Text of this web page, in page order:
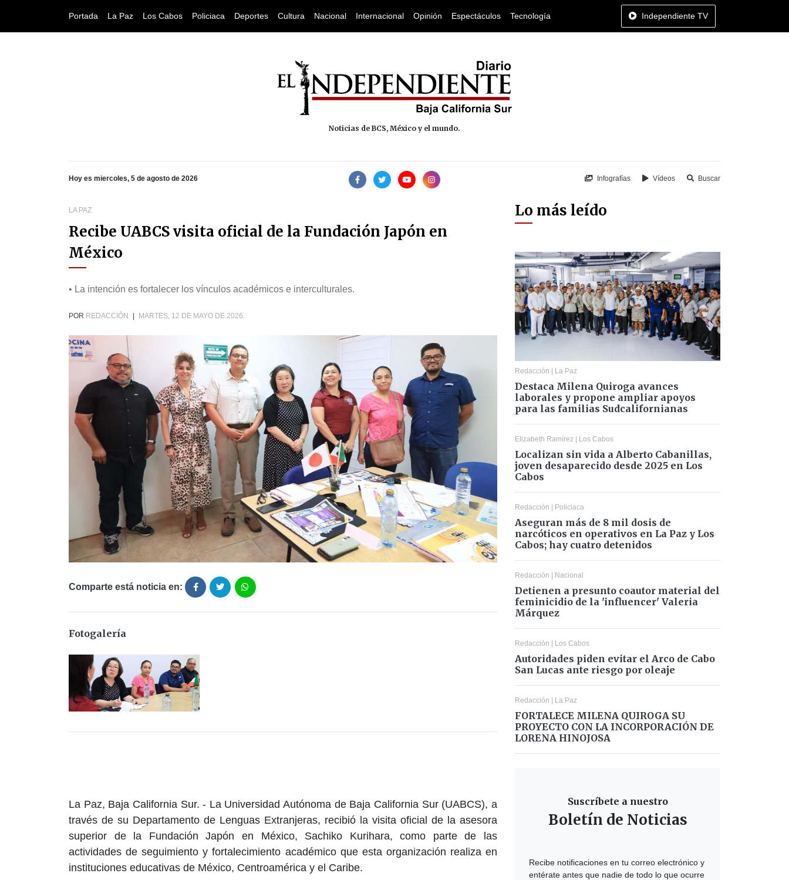
Portada La Paz Los Cabos Policiaca Deportes Cultura Nacional Internacional Opinión Espectáculos Tecnología Independiente TV
Noticias de BCS, México y el mundo.
Hoy es miercoles, 5 de agosto de 2026 Infografías Vídeos Buscar
LA PAZ
Recibe UABCS visita oficial de la Fundación Japón en
México
• La intención es fortalecer los vínculos académicos e interculturales.
POR REDACCIÓN MARTES, 12 DE MAYO DE 2026.
Comparte está noticia en:
Fotogalería
La Paz, Baja California Sur. - La Universidad Autónoma de Baja California Sur (UABCS), a
través de su Departamento de Lenguas Extranjeras, recibió la visita oficial de la asesora
superior de la Fundación Japón en México, Sachiko Kurihara, como parte de las
actividades de seguimiento y fortalecimiento académico que esta organización realiza en
instituciones educativas de México, Centroamérica y el Caribe.
Lo más leído
Redacción | La Paz
Destaca Milena Quiroga avances
laborales y propone ampliar apoyos
para las familias Sudcalifornianas
Elizabeth Ramírez | Los Cabos
Localizan sin vida a Alberto Cabanillas,
joven desaparecido desde 2025 en Los
Cabos
Redacción | Policiaca
Aseguran más de 8 mil dosis de
narcóticos en operativos en La Paz y Los
Cabos; hay cuatro detenidos
Redacción | Nacional
Detienen a presunto coautor material del
feminicidio de la 'influencer' Valeria
Márquez
Redacción | Los Cabos
Autoridades piden evitar el Arco de Cabo
San Lucas ante riesgo por oleaje
Redacción | La Paz
FORTALECE MILENA QUIROGA SU
PROYECTO CON LA INCORPORACIÓN DE
LORENA HINOJOSA
Suscríbete a nuestro
Boletín de Noticias
Recibe notificaciones en tu correo electrónico y
entérate antes que nadie de todo lo que ocurre